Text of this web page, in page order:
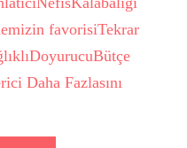
favorisiTekrar
DoyurucuBütçe
Daha Fazlasını